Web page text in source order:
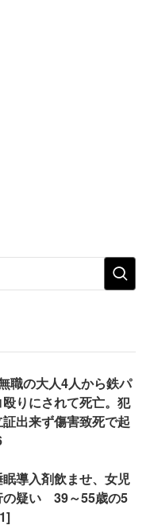
職の大人4人から鉄パ
りにされて死亡。犯
出来ず傷害致死で起
眠導入剤飲ませ、女児
の疑い 39～55歳の5